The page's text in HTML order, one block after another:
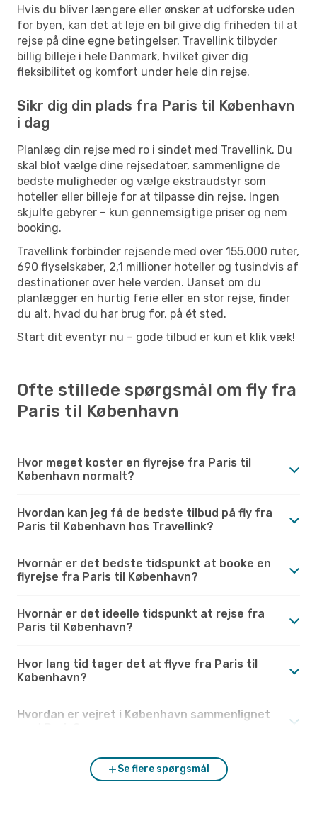
Hvis du bliver længere eller ønsker at udforske uden
for byen, kan det at leje en bil give dig friheden til at
rejse på dine egne betingelser. Travellink tilbyder
billig billeje i hele Danmark, hvilket giver dig
fleksibilitet og komfort under hele din rejse.
Sikr dig din plads fra Paris til København
i dag
Planlæg din rejse med ro i sindet med Travellink. Du
skal blot vælge dine rejsedatoer, sammenligne de
bedste muligheder og vælge ekstraudstyr som
hoteller eller billeje for at tilpasse din rejse. Ingen
skjulte gebyrer – kun gennemsigtige priser og nem
booking.
Travellink forbinder rejsende med over 155.000 ruter,
690 flyselskaber, 2,1 millioner hoteller og tusindvis af
destinationer over hele verden. Uanset om du
planlægger en hurtig ferie eller en stor rejse, finder
du alt, hvad du har brug for, på ét sted.
Start dit eventyr nu – gode tilbud er kun et klik væk!
Ofte stillede spørgsmål om fly fra
Paris til København
Hvor meget koster en flyrejse fra Paris til
København normalt?
Hvordan kan jeg få de bedste tilbud på fly fra
Paris til København hos Travellink?
Hvornår er det bedste tidspunkt at booke en
flyrejse fra Paris til København?
Hvornår er det ideelle tidspunkt at rejse fra
Paris til København?
Hvor lang tid tager det at flyve fra Paris til
København?
Hvordan er vejret i København sammenlignet
Se flere spørgsmål